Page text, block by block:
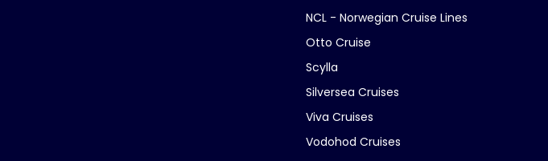
NCL - Norwegian Cruise Lines
Otto Cruise
Scylla
Silversea Cruises
Viva Cruises
Vodohod Cruises